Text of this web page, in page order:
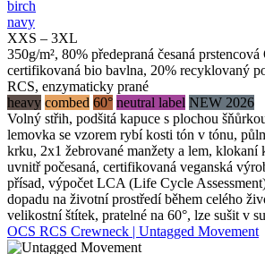
birch
navy
XXS – 3XL
350g/m², 80% předepraná česaná
certifikovaná bio bavlna, 20% recyklovaný
RCS, enzymaticky prané
heavy combed 60° neutral label NEW 2026
Volný střih, podšitá kapuce s plochou
lemovka se vzorem rybí kosti tón v tónu,
krku, 2x1 žebrované manžety a lem, klokaní
uvnitř počesaná, certifikovaná veganská
přísad, výpočet LCA (Life Cycle
dopadu na životní prostředí během celého
velikostní štítek, pratelné na 60°, lze sušit v
OCS RCS Crewneck | Untagged Movement